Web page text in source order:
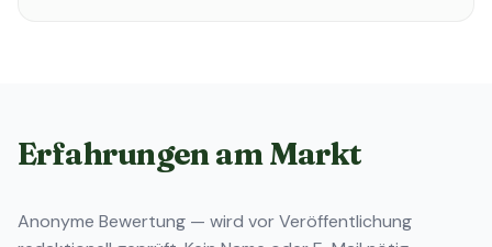
Erfahrungen am Markt
Anonyme Bewertung — wird vor Veröffentlichung